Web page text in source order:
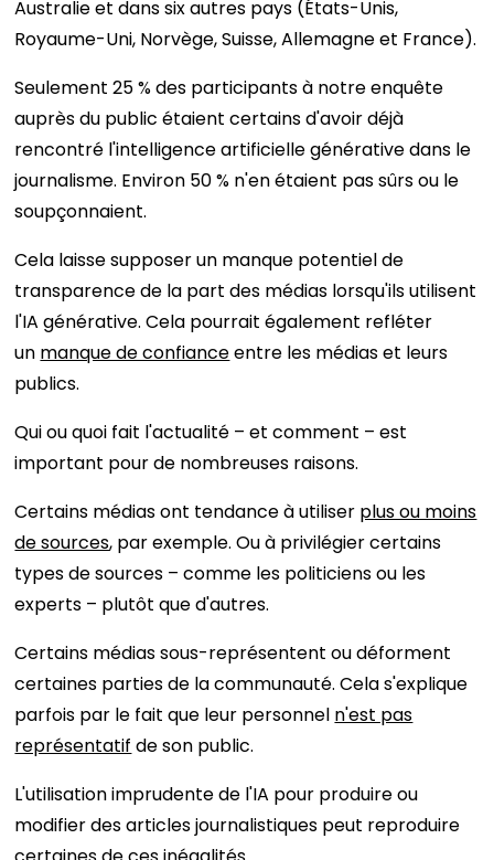
Australie et dans six autres pays (États-Unis,
Royaume-Uni, Norvège, Suisse, Allemagne et France).
Seulement 25 % des participants à notre enquête
auprès du public étaient certains d'avoir déjà
rencontré l'intelligence artificielle générative dans le
journalisme. Environ 50 % n'en étaient pas sûrs ou le
soupçonnaient.
Cela laisse supposer un manque potentiel de
transparence de la part des médias lorsqu'ils utilisent
l'IA générative. Cela pourrait également refléter
un manque de confianceentre les médias et leurs
publics.
Qui ou quoi fait l'actualité – et comment – ​​est
important pour de nombreuses raisons.
Certains médias ont tendance à utiliser plus ou moins
de sources, par exemple. Ou à privilégier certains
types de sources – comme les politiciens ou les
experts – plutôt que d'autres.
Certains médias sous-représentent ou déforment
certaines parties de la communauté. Cela s'explique
parfois par le fait que leur personnel n'est pas
représentatif de son public.
L'utilisation imprudente de l'IA pour produire ou
modifier des articles journalistiques peut reproduire